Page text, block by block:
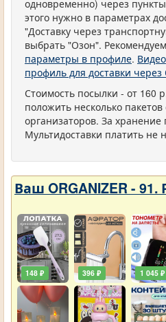
одновременно) через
этого нужно в параметрах
"Доставку через
выбрать "Озон".
параметры в профиле.
профиль для доставки через
Стоимость посылки - от 160
положить несколько
организаторов. За хранение
Мультидоставки платить не
Ваш ORGANIZER -
148 ₽ 396 ₽ 1 045 ₽